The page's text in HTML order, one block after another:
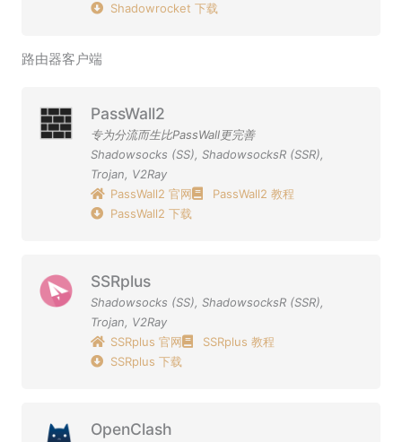
Shadowrocket 下载
路由器客户端
PassWall2
专为分流而生比PassWall更完善
Shadowsocks (SS), ShadowsocksR (SSR),
Trojan, V2Ray
PassWall2 官网
PassWall2 教程
PassWall2 下载
SSRplus
Shadowsocks (SS), ShadowsocksR (SSR),
Trojan, V2Ray
SSRplus 官网
SSRplus 教程
SSRplus 下载
OpenClash